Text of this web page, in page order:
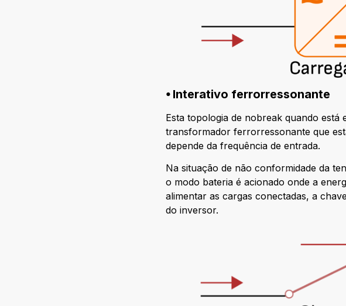
⦁ Interativo ferrorressonante
Esta topologia de nobreak quando
transformador ferrorressonante que
depende da frequência de entrada.
Na situação de não conformidade da
o modo bateria é acionado onde a
alimentar as cargas conectadas, a
do inversor.